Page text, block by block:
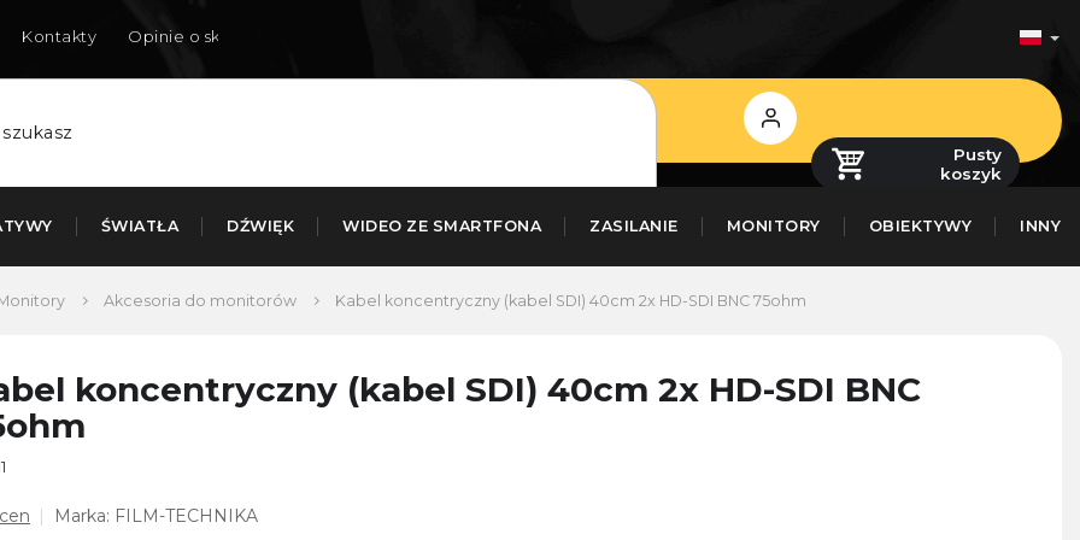
Kontakty Opinie o sklepie
Zaloguj
się
Pusty
koszyk
ŚWIATŁA DŹWIĘK WIDEO ZE SMARTFONA ZASILANIE MONITORY OBIEKTYWY INNY
Akcesoria do monitorów Kabel koncentryczny (kabel SDI) 40cm 2x HD-SDI BNC 75ohm
koncentryczny (kabel SDI) 40cm 2x HD-SDI BNC
Marka: FILM-TECHNIKA